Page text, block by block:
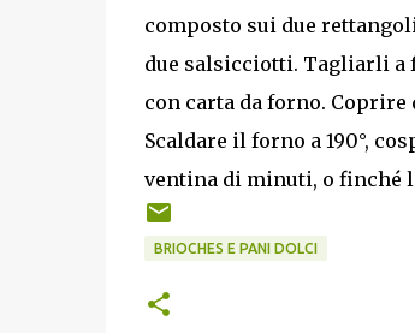
composto sui due
due salsicciotti. Tagliarli a
con carta da forno.
Scaldare il forno a 190°,
ventina di minuti, o finché
BRIOCHES E PANI DOLCI